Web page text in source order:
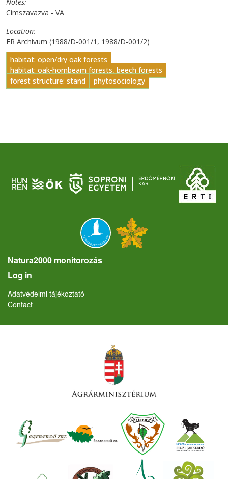
Címszavazva - VA
Location
ER Archívum (1988/D-001/1, 1988/D-001/2)
habitat: open/dry oak forests
habitat: oak-hornbeam forests, beech forests
forest structure: stand
phytosociology
Natura2000 monitorozás
User account menu
Log in
Lábléc
Adatvédelmi tájékoztató
Contact